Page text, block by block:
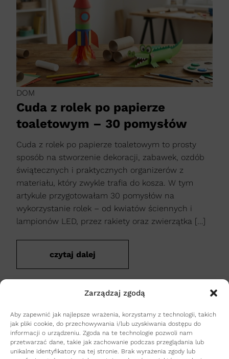
Zarządzaj zgodą
Aby zapewnić jak najlepsze wrażenia, korzystamy z technologii, takich
jak pliki cookie, do przechowywania i/lub uzyskiwania dostępu do
informacji o urządzeniu. Zgoda na te technologie pozwoli nam
przetwarzać dane, takie jak zachowanie podczas przeglądania lub
unikalne identyfikatory na tej stronie. Brak wyrażenia zgody lub
DOM
Cuda z rolek po papierze
toaletowym – 30 pomysłów
Cuda z rolek po papierze toaletowym to prosty
sposób na stworzenie dekoracji, zabawek, ozdób
świątecznych i praktycznych organizerów z
materiału, który zwykle trafia do kosza. W tym
artykule przygotowałam 30 pomysłów na
wykorzystanie rolek – od kwiatów ściennych i
lampionów LED, przez rakiety oraz zwierzątka […]
czytaj dalej